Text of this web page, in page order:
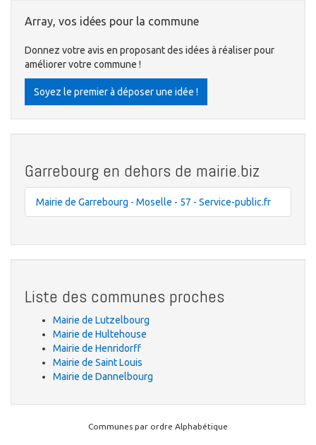
Array, vos idées pour la commune
Donnez votre avis en proposant des idées à réaliser pour
améliorer votre commune !
Soyez le premier à déposer une idée !
Garrebourg en dehors de mairie.biz
Mairie de Garrebourg - Moselle - 57 - Service-public.fr
Liste des communes proches
Mairie de Lutzelbourg
Mairie de Hultehouse
Mairie de Henridorff
Mairie de Saint Louis
Mairie de Dannelbourg
Communes par ordre Alphabétique